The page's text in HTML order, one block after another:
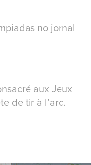
no jornal
aux Jeux
de tir à l’arc.